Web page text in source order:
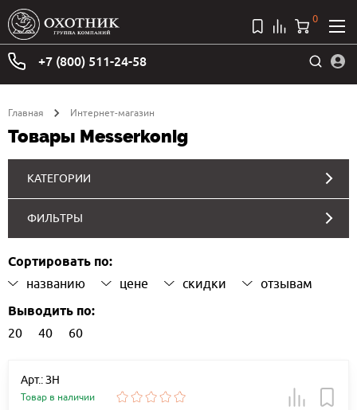
+7 (800) 511-24-58
0
Главная Интернет-магазин
Товары Messerkonig
КАТЕГОРИИ
ФИЛЬТРЫ
Сортировать по:
названию цене скидки отзывам
Выводить по:
20 40 60
Арт.: ЗН
Товар в наличии